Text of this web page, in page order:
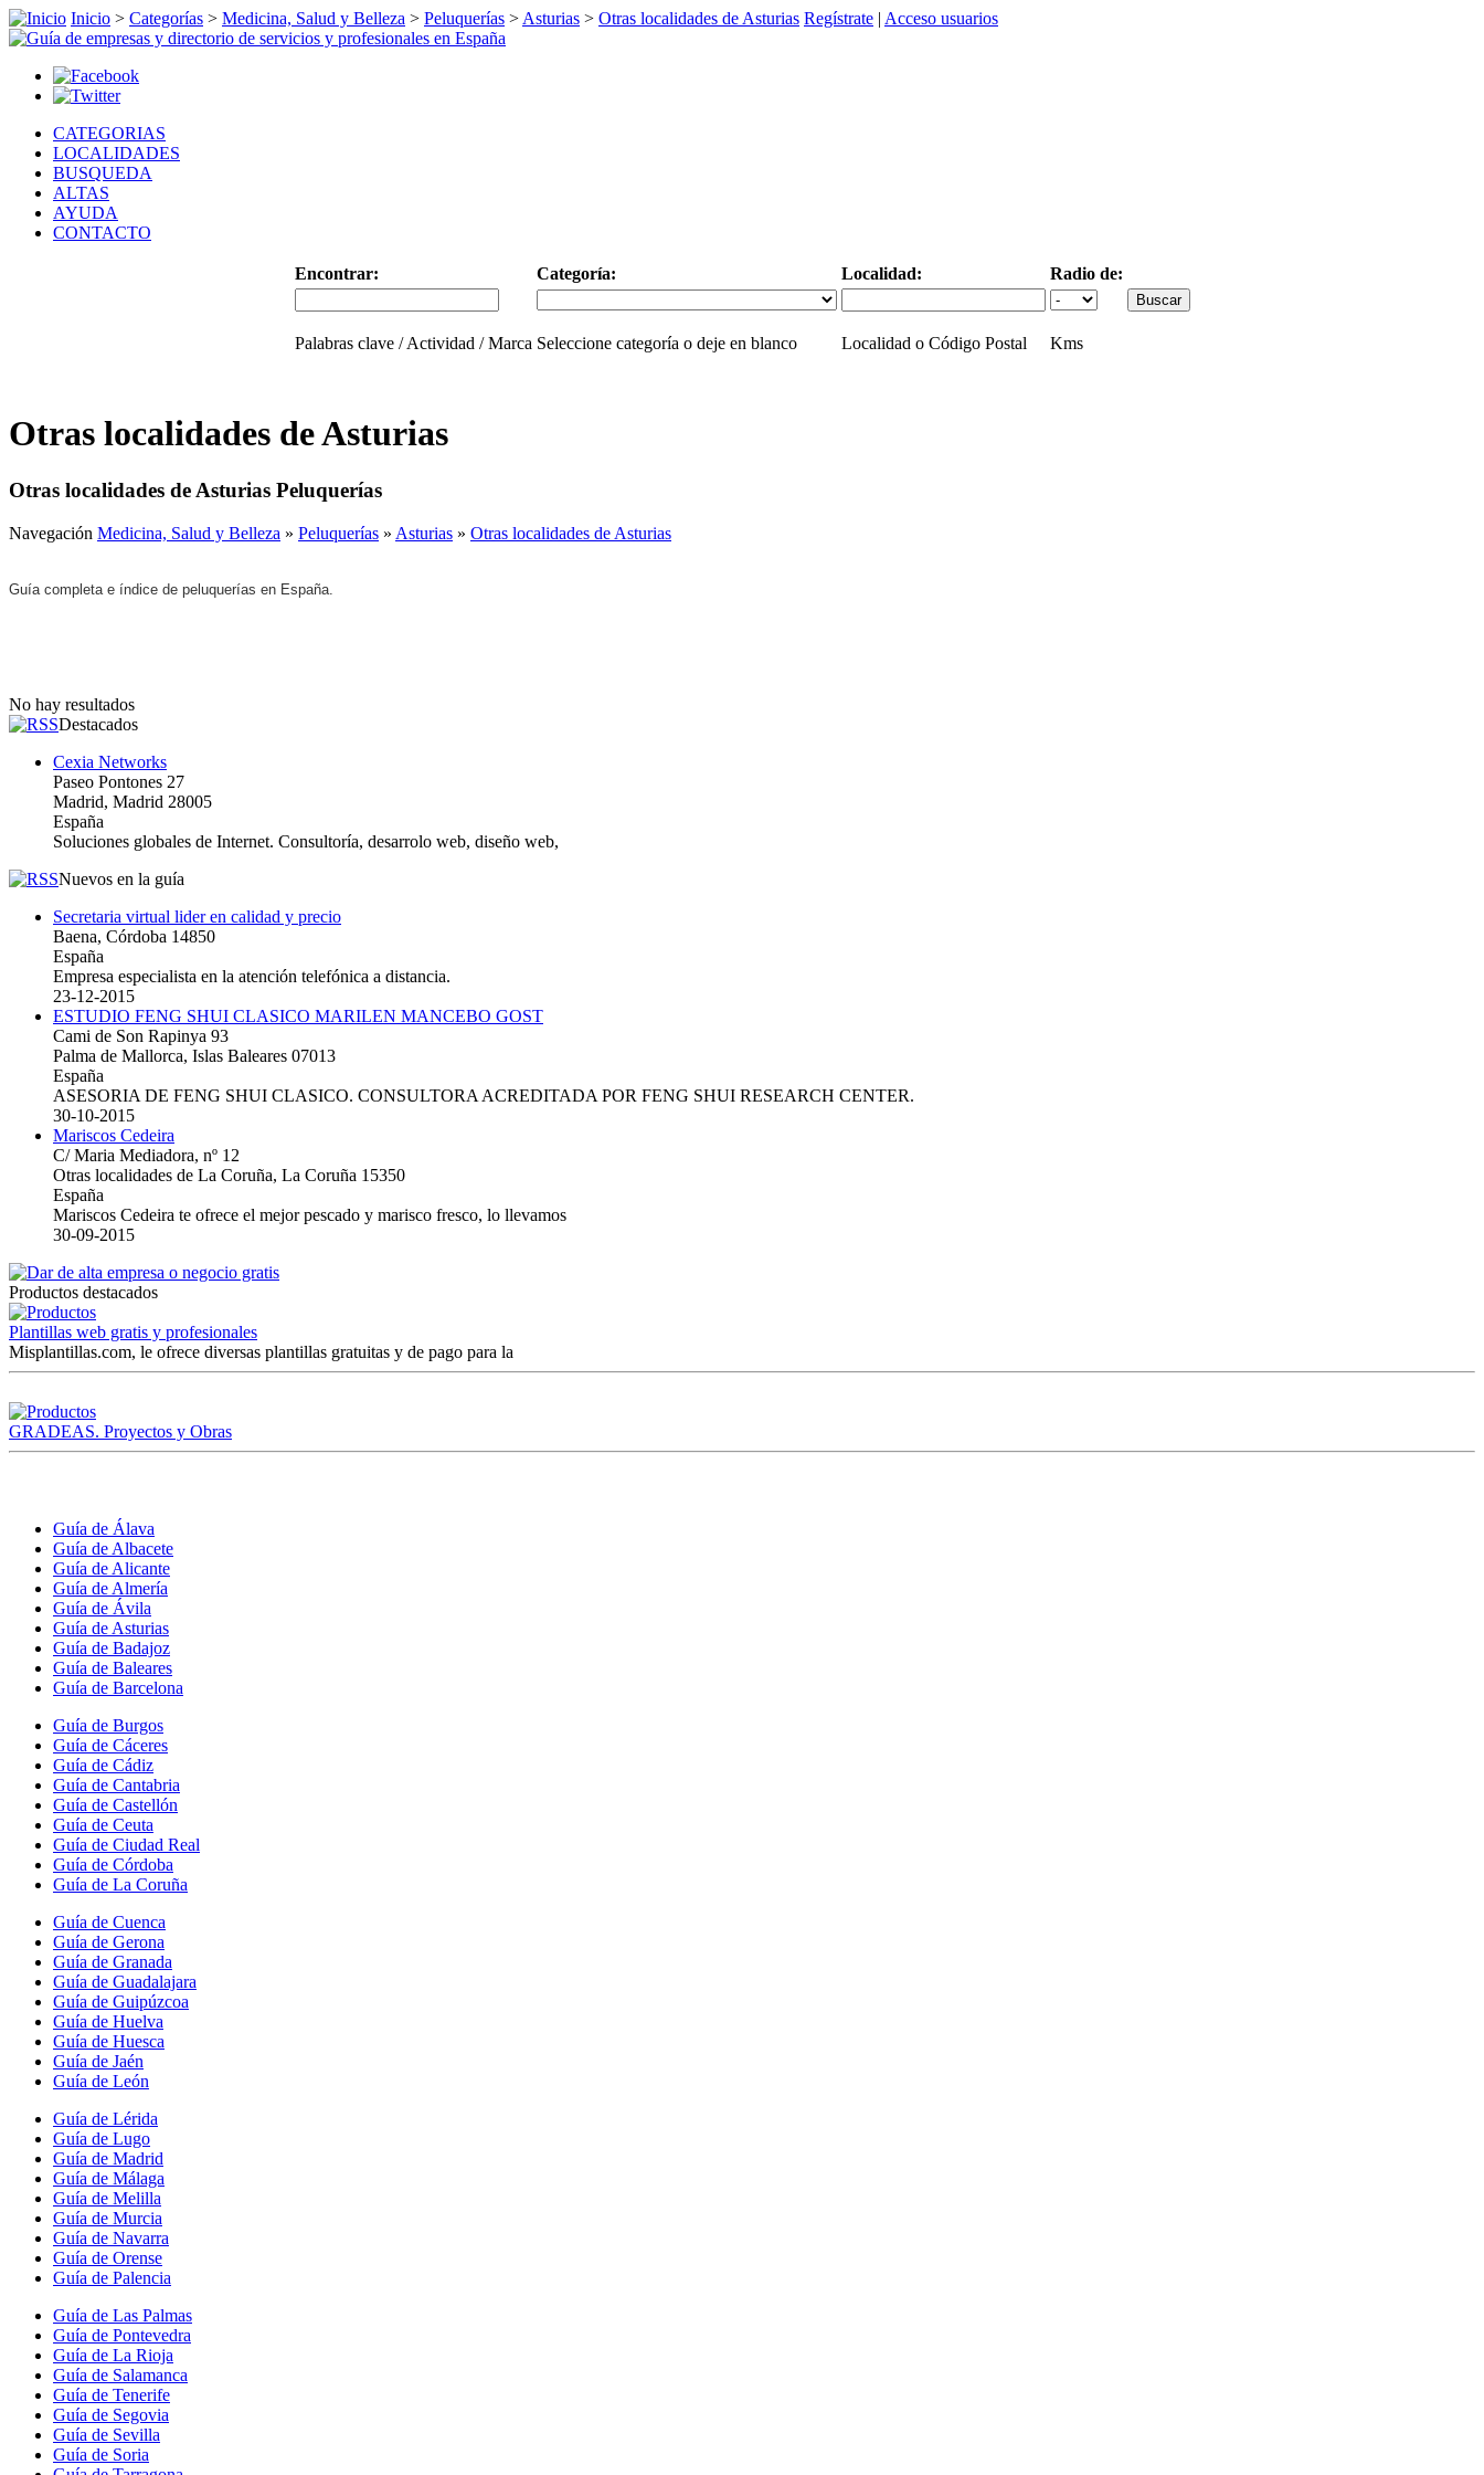
Inicio > Categorías > Medicina, Salud y Belleza > Peluquerías > Asturias > Otras localidades de Asturias Regístrate | Acceso usuarios
CATEGORIAS
LOCALIDADES
BUSQUEDA
ALTAS
AYUDA
CONTACTO
Encontrar: Categoría: Localidad: Radio de:
Palabras clave / Actividad / Marca Seleccione categoría o deje en blanco Localidad o Código Postal Kms
Otras localidades de Asturias
Otras localidades de Asturias Peluquerías
Navegación Medicina, Salud y Belleza » Peluquerías » Asturias » Otras localidades de Asturias
Guía completa e índice de peluquerías en España.
No hay resultados
Destacados
Cexia Networks
Paseo Pontones 27
Madrid, Madrid 28005
España
Soluciones globales de Internet. Consultoría, desarrolo web, diseño web,
Nuevos en la guía
Secretaria virtual lider en calidad y precio
Baena, Córdoba 14850
España
Empresa especialista en la atención telefónica a distancia.
23-12-2015
ESTUDIO FENG SHUI CLASICO MARILEN MANCEBO GOST
Cami de Son Rapinya 93
Palma de Mallorca, Islas Baleares 07013
España
ASESORIA DE FENG SHUI CLASICO. CONSULTORA ACREDITADA POR FENG SHUI RESEARCH CENTER.
30-10-2015
Mariscos Cedeira
C/ Maria Mediadora, nº 12
Otras localidades de La Coruña, La Coruña 15350
España
Mariscos Cedeira te ofrece el mejor pescado y marisco fresco, lo llevamos
30-09-2015
Productos destacados
Plantillas web gratis y profesionales
Misplantillas.com, le ofrece diversas plantillas gratuitas y de pago para la
GRADEAS. Proyectos y Obras
Guía de Álava
Guía de Albacete
Guía de Alicante
Guía de Almería
Guía de Ávila
Guía de Asturias
Guía de Badajoz
Guía de Baleares
Guía de Barcelona
Guía de Burgos
Guía de Cáceres
Guía de Cádiz
Guía de Cantabria
Guía de Castellón
Guía de Ceuta
Guía de Ciudad Real
Guía de Córdoba
Guía de La Coruña
Guía de Cuenca
Guía de Gerona
Guía de Granada
Guía de Guadalajara
Guía de Guipúzcoa
Guía de Huelva
Guía de Huesca
Guía de Jaén
Guía de León
Guía de Lérida
Guía de Lugo
Guía de Madrid
Guía de Málaga
Guía de Melilla
Guía de Murcia
Guía de Navarra
Guía de Orense
Guía de Palencia
Guía de Las Palmas
Guía de Pontevedra
Guía de La Rioja
Guía de Salamanca
Guía de Tenerife
Guía de Segovia
Guía de Sevilla
Guía de Soria